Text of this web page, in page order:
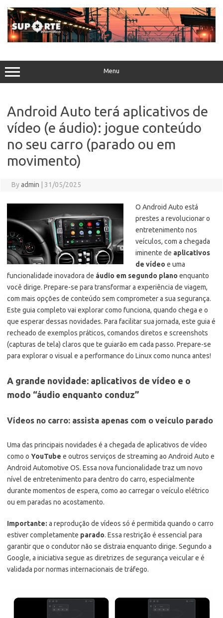
content
Menu
Android Auto terá aplicativos de
vídeo (e áudio): jogue conteúdo
no seu carro (parado ou em
movimento)
Byadmin 31/05/2025
O Android Auto está
prestes a revolucionar o
entretenimento nos
veículos, com a chegada
iminente de aplicativos
de vídeo e uma
funcionalidade inovadora de áudio em segundo plano enquanto
você dirige. Prepare-se para transformar a experiência de viagem,
com mais opções de conteúdo sem comprometer a sua segurança.
Este guia completo vai explorar como funciona, quando chega e o
que esperar dessas novidades. Para facilitar sua jornada, este guia é
recheado de exemplos práticos, comandos diretos e screenshots
(capturas de tela) claros que te guiarão em cada passo. Prepare-se
para explorar o visual e a performance do Linux como nunca antes!
A grande novidade: aplicativos de vídeo e o
modo “áudio enquanto conduz”
Vídeos no carro: assista apenas com o veículo parado
Uma das principais novidades é a chegada de aplicativos de vídeo
como o YouTube e outros serviços de streaming ao Android Auto e
Android Automotive OS. Essa nova funcionalidade traz um novo
nível de entretenimento para dentro do carro, especialmente
durante momentos de espera, como ao carregar o veículo elétrico
ou em paradas no acostamento.
Importante: a reprodução de vídeos só é permitida quando o carro
estiver completamente parado. Essa restrição é essencial para
garantir que o condutor não se distraia enquanto dirige. Segundo a
Google, a iniciativa segue as diretrizes de segurança veicular e é
validada por normas internacionais de tráfego.